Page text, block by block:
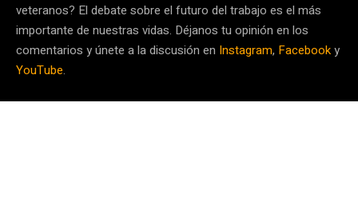
veteranos? El debate sobre el futuro del trabajo es el más
importante de nuestras vidas. Déjanos tu opinión en los
comentarios y únete a la discusión en Instagram, Facebooky
YouTube.